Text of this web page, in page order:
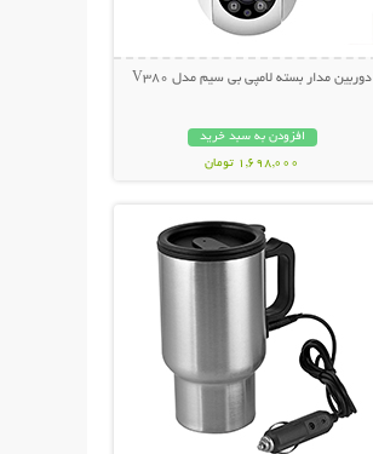
دوربین مدار بسته لامپی بی سیم مدل V380
افزودن به سبد خرید
1,698,000 تومان